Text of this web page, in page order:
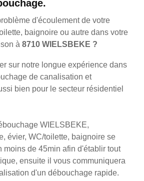
d'écoulement de votre
baignoire ou autre dans votre
à 8710 WIELSBEKE ?
sur notre longue expérience dans
de canalisation et
bien pour le secteur résidentiel
WIELSBEKE,
évier, WC/toilette, baignoire se
moins de 45min afin d'établir tout
ensuite il vous communiquera
d'un débouchage rapide.